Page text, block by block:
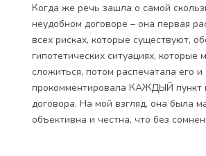
Когда же речь зашла о самой
неудобном договоре – она первая
всех рисках, которые существуют,
гипотетических ситуациях, которые
сложиться, потом распечатала его и
прокомментировала КАЖДЫЙ пункт
договора. На мой взгляд, она была
объективна и честна, что без